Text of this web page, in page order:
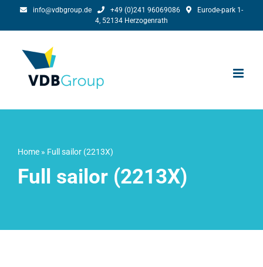
info@vdbgroup.de +49 (0)241 96069086
Eurode-park 1-
4, 52134 Herzogenrath
Home» Full sailor (2213X)
Full sailor (2213X)